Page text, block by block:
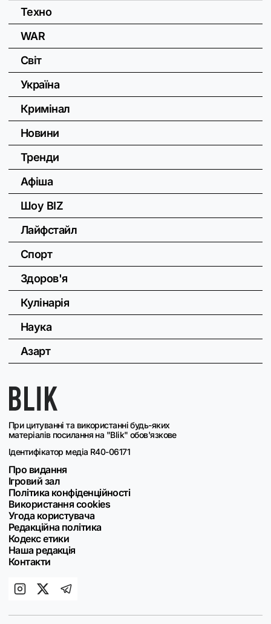
При цитуванні та використанні будь-яких
матеріалів посилання на "Blik" обов'язкове
Ідентифікатор медіа R40-06171
Про видання
Ігровий зал
Політика конфіденційності
Використання cookies
Угода користувача
Редакційна політика
Кодекс етики
Наша редакція
Контакти
Техно
WAR
Світ
Україна
Кримінал
Новини
Тренди
Афіша
Шоу BIZ
Лайфстайл
Спорт
Здоров'я
Кулінарія
Наука
Азарт